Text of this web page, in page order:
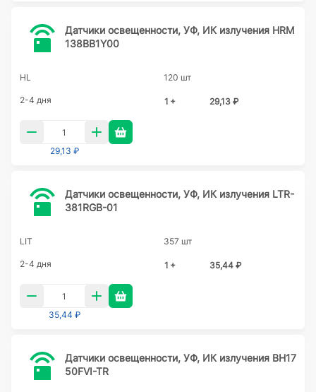
Датчики освещенности, УФ, ИК излучения HRM
138BB1Y00
HL 120 шт
2-4 дня 1 + 29,13 ₽
29,13 ₽
Датчики освещенности, УФ, ИК излучения LTR-
381RGB-01
LIT 357 шт
2-4 дня 1 + 35,44 ₽
35,44 ₽
Датчики освещенности, УФ, ИК излучения BH17
50FVI-TR